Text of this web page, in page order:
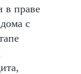
в праве
с